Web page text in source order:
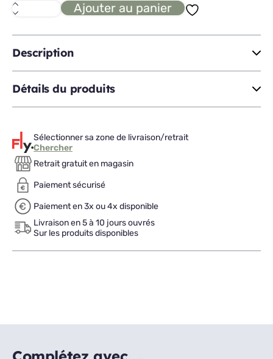
quantité
de
PAMPA
Housse
de
couette
Ajouter au panier
Description
Détails du produits
Sélectionner sa zone de livraison/retrait
Chercher
Retrait gratuit en magasin
Paiement sécurisé
Paiement en 3x ou 4x disponible
Livraison en 5 à 10 jours ouvrés
Sur les produits disponibles